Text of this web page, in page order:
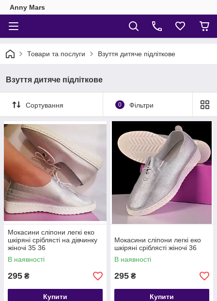
Anny Mars
Товари та послуги Взуття дитяче підліткове
Взуття дитяче підліткове
Сортування 0 Фільтри
Мокасини сліпони легкі еко
шкіряні сріблясті на дівчинку
жіночі 35 36
В наявності
295 ₴
Купити
Мокасини сліпони легкі еко
шкіряні сріблясті жіночі 36
В наявності
295 ₴
Купити